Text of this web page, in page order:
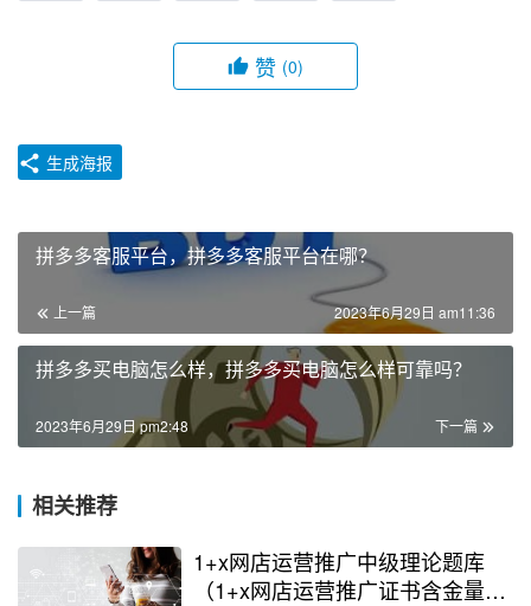
赞 (0)
生成海报
拼多多客服平台，拼多多客服平台在哪？
上一篇 2023年6月29日 am11:36
拼多多买电脑怎么样，拼多多买电脑怎么样可靠吗？
下一篇
2023年6月29日 pm2:48
相关推荐
1+x网店运营推广中级理论题库
（1+x网店运营推广证书含金量高